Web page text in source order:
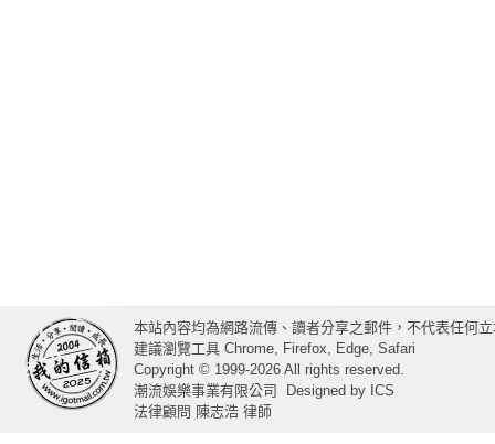
本站內容均為網路流傳、讀者分享之郵件，不代表任何
建議瀏覽工具 Chrome, Firefox, Edge, Safari
Copyright © 1999-2026 All rights reserved.
潮流娛樂事業有限公司
Designed by ICS
法律顧問 陳志浩 律師